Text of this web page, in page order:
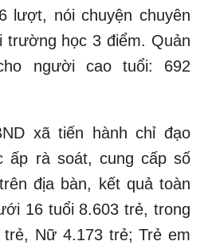
lượt, nói chuyện chuyên
trường học 3 điểm. Quản
người cao tuổi: 692
xã tiến hành chỉ đạo
ấp rà soát, cung cấp số
địa bàn, kết quả toàn
16 tuổi 8.603 trẻ, trong
trẻ, Nữ 4.173 trẻ; Trẻ em